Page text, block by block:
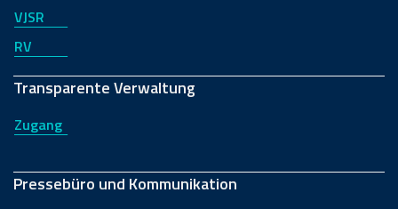
VJSR
RV
Transparente Verwaltung
Zugang
Pressebüro und Kommunikation